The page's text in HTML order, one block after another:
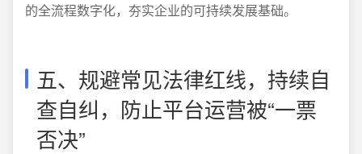
的全流程数字化，夯实企业的可持续发展基础。
五、规避常见法律红线，持续自
查自纠，防止平台运营被“一票
否决”